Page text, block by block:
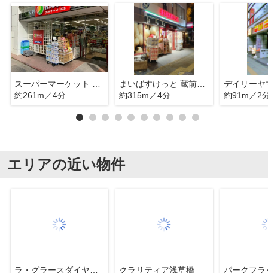
スーパーマーケット リコス 蔵前2丁目店
約261m／4分
まいばすけっと 蔵前駅北店
約315m／4分
約91m／2
エリアの近い物件
クラリティア浅草橋
パークフラ